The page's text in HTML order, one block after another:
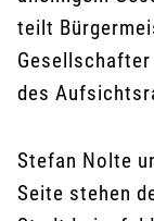
teilt
Gesellschafter
des
Stefan Nolte
Seite stehen